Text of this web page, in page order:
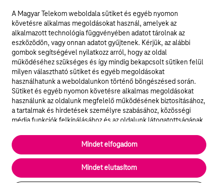
ÁSZF
Adatvédelem
Felhívások
Hírlevél
Közösségi média
Cookie beállítások
English
A Magyar Telekom weboldala sütiket és egyéb nyomon
követésre alkalmas megoldásokat használ, amelyek az
alkalmazott technológia függvényében adatot tárolnak az
eszközödön, vagy onnan adatot gyűjtenek. Kérjük, az alábbi
gombok segítségével nyilatkozz arról, hogy az oldal
működéséhez szükséges és így mindig bekapcsolt sütiken felül
milyen választható sütiket és egyéb megoldásokat
használhatunk a weboldalunkon történő böngészésed során.
Sütiket és egyéb nyomon követésre alkalmas megoldásokat
használunk az oldalunk megfelelő működésének biztosításához,
a tartalmak és hirdetések személyre szabásához, közösségi
média funkciók felkínálásához és az oldalunk látogatottságának
elengedhetetlenek a weboldal működéséhez és nem lehet
kikapcsolni őket a weboldal látogatása során rendszerünkből. A
statisztikai, vagy marketing célú sütik segítségével bizonyos
esetekben az oldalhasználattal kapcsolatos információkat is
megosztjuk hirdetési és elemzési szolgáltatásokat nyújtó
Mindet elutasítom
Mindet elfogadom